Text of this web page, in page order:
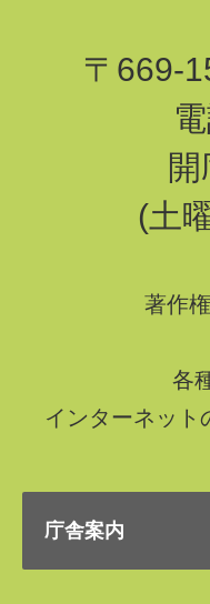
〒669-
(土
著作
各
インターネット
庁舎案内